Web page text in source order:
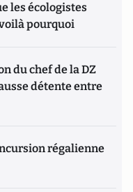
les écologistes
pourquoi
du chef de la DZ
détente entre
régalienne